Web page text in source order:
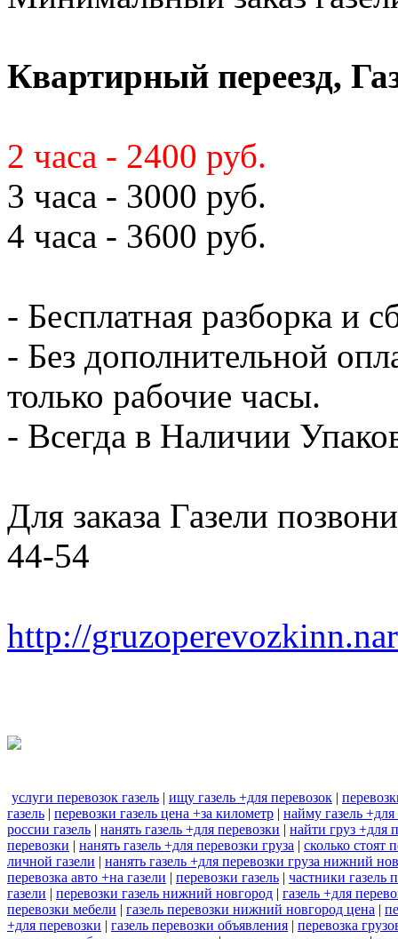
Квартирный переезд,
2 часа - 2400 руб.
3 часа - 3000 руб.
4 часа - 3600 руб.
- Бесплатная разборка и
- Без дополнительной
только рабочие часы.
- Всегда в Наличии
Для заказа Газели
44-54
http://
услуги перевозок газель | ищу газель +для перевозок |
газель | перевозки газель цена +за километр | найму газель
россии газель | нанять газель +для перевозки | найти груз +для
перевозки | нанять газель +для перевозки груза | сколько стоят
личной газели | нанять газель +для перевозки груза нижний
перевозка авто +на газели | перевозки газель | частники газель
газели | перевозки газель нижний новгород | газель +для
перевозки мебели | газель перевозки нижний новгород цена |
+для перевозки | газель перевозки объявления | перевозка